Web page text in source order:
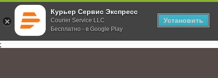
Курьер Сервис Экспресс
Courier Service LLC
Бесплатно - в Google Play
Установить
;
Главная О компании Новости 1 ноября 2012г. открываются